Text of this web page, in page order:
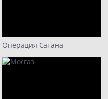
Операция Сатана